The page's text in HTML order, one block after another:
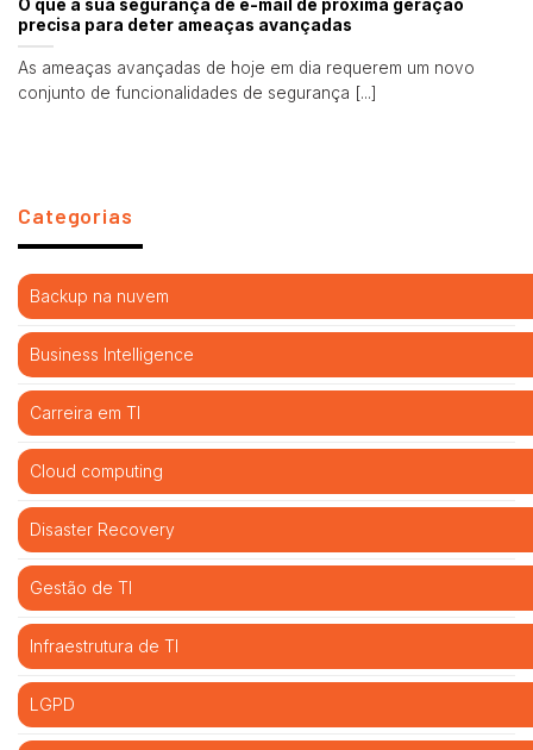
O que a sua segurança de e-mail de próxima geração
precisa para deter ameaças avançadas
As ameaças avançadas de hoje em dia requerem um novo
conjunto de funcionalidades de segurança [...]
Categorias
Backup na nuvem
Business Intelligence
Carreira em TI
Cloud computing
Disaster Recovery
Gestão de TI
Infraestrutura de TI
LGPD